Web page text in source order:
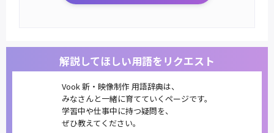
解説してほしい用語をリクエスト
Vook 新・映像制作 用語辞典は、
みなさんと一緒に育てていくページです。
学習中や仕事中に持つ疑問を、
ぜひ教えてください。